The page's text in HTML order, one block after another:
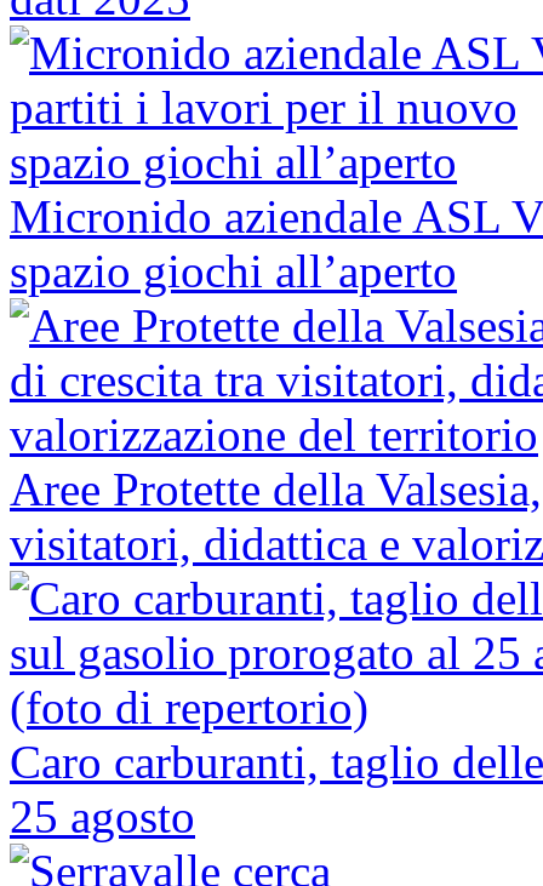
Micronido aziendale ASL
spazio giochi all’aperto
Aree Protette della
visitatori, didattica e
Caro carburanti, taglio
25 agosto